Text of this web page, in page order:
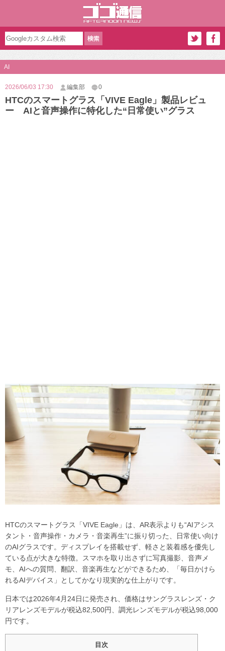
AI
2026/06/03 17:30 編集部 0
HTCのスマートグラス「VIVE Eagle」製品レビュ
ー AIと音声操作に特化した“日常使い”グラス
HTCのスマートグラス「VIVE Eagle」は、AR表示よりも“AIアシス
タント・音声操作・カメラ・音楽再生”に振り切った、日常使い向け
のAIグラスです。ディスプレイを搭載せず、軽さと装着感を優先し
ている点が大きな特徴。スマホを取り出さずに写真撮影、音声メ
モ、AIへの質問、翻訳、音楽再生などができるため、「毎日かけら
れるAIデバイス」としてかなり現実的な仕上がりです。
日本では2026年4月24日に発売され、価格はサングラスレンズ・ク
リアレンズモデルが税込82,500円、調光レンズモデルが税込98,000
円です。
目次